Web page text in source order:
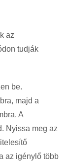
az
tudják
be.
majd a
A
Nyissa meg az
az igénylő több